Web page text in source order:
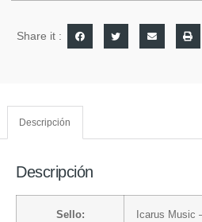
Share it :
Descripción
Descripción
Sello: Icarus Music